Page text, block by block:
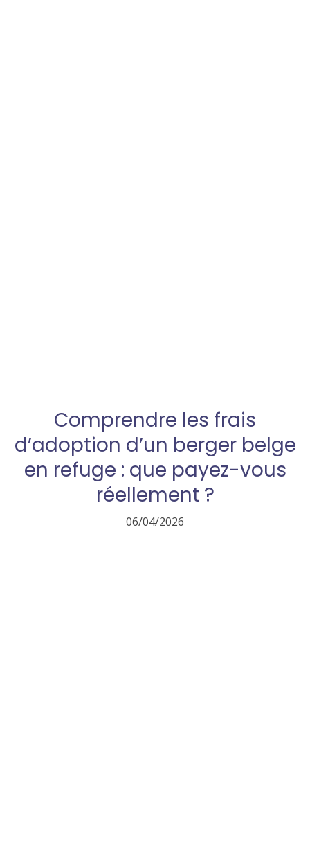
Comprendre les frais
d’adoption d’un berger belge
en refuge : que payez-vous
réellement ?
06/04/2026